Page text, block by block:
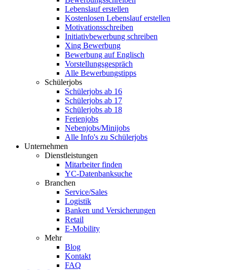
Lebenslauf erstellen
Kostenlosen Lebenslauf erstellen
Motivationsschreiben
Initiativbewerbung schreiben
Xing Bewerbung
Bewerbung auf Englisch
Vorstellungsgespräch
Alle Bewerbungstipps
Schülerjobs
Schülerjobs ab 16
Schülerjobs ab 17
Schülerjobs ab 18
Ferienjobs
Nebenjobs/Minijobs
Alle Info's zu Schülerjobs
Unternehmen
Dienstleistungen
Mitarbeiter finden
YC-Datenbanksuche
Branchen
Service/Sales
Logistik
Banken und Versicherungen
Retail
E-Mobility
Mehr
Blog
Kontakt
FAQ